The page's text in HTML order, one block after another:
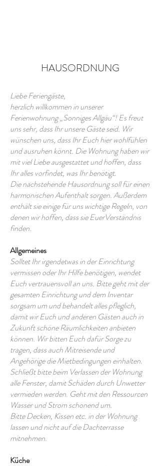
HAUSORDNUNG
Liebe Feriengäste,
herzlich willkommen in unserer
Ferienwohnung „Sonniges Allgäu“! Es freut
uns sehr, dass Ihr unsere Gäste seid. Wir
wünschen uns, dass Ihr Euch hier wohlfühlen
und ausruhen könnt. Die Wohnung haben wir
mit viel Liebe ausgestattet und hoffen, dass
Ihr alles vorfindet, was Ihr benötigt.
Die nachstehende Hausordnung soll für einen
harmonischen Aufenthalt sorgen. Außerdem
enthält sie einige für uns wichtige Regeln, von
denen wir hoffen, dass sie EuerVerständnis
finden.
Allgemeines
Solltet Ihr irgendetwas in der Einrichtung
vermissen oder Ihr Hilfe benötigen, wendet
Euch vertrauensvoll an uns. Bitte geht mit der
gesamten Einrichtung und dem Inventar
sorgsam um und behandelt alles pfleglich,
damit wir Euch und anderen Gästen auch in
Zukunft schöne Räumlichkeiten anbieten
können. Wir bitten Euch dafür Sorge zu
tragen, dass auch Mitreisende und
Angehörige die Mietbedingungen einhalten.
Schließt bitte beim Verlassen der Wohnung
alle Fenster, damit Schäden durch Unwetter
vermieden werden. Geht mit den Ressourcen
Wasser und Strom schonend um.
Bitte Decken, Kissen etc. in der Wohnung
lassen und nicht auf die Dachterrasse
mitnehmen.
Küche